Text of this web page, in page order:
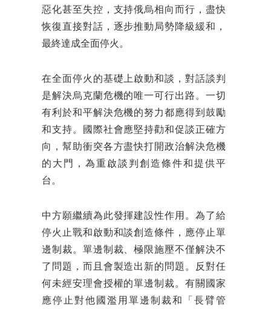
惡化甚至失控，支持俄烏相向而行，盡快
恢復直接對話，逐步推動局勢降級緩和，
最終達成全面停火。
在全面停火的基礎上啟動和談，對話談判
是解決烏克蘭危機的唯一可行出路。一切
有利於和平解決危機的努力都應得到鼓勵
和支持。國際社會應堅持勸和促談正確方
向，幫助衝突各方盡快打開政治解決危機
的大門，為重啟談判創造條件和提供平
台。
中方願繼續為此發揮建設性作用。為了給
停火止戰和啟動和談創造條件，應停止單
邊制裁。單邊制裁、極限施壓不僅解決不
了問題，而且會製造出新的問題。反對任
何未經安理會授權的單邊制裁。有關國家
應停止對他國濫用單邊制裁和「長臂管